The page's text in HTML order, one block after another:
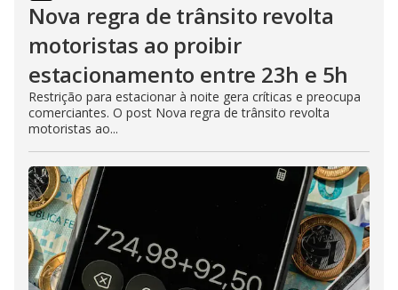
Nova regra de trânsito revolta
motoristas ao proibir
estacionamento entre 23h e 5h
Restrição para estacionar à noite gera críticas e preocupa
comerciantes. O post Nova regra de trânsito revolta
motoristas ao...